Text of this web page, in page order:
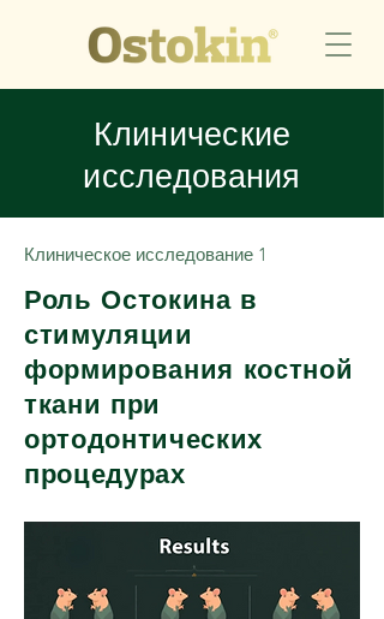
Клинические
исследования
Клиническое исследование 1
Роль Остокина в
стимуляции
формирования костной
ткани при
ортодонтических
процедурах